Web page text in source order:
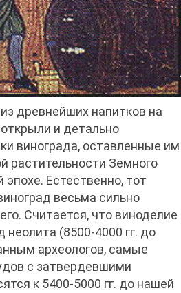
древнейших напитков на
и детально
винограда, оставленные им
растительности Земного
Естественно, тот
весьма сильно
Считается, что виноделие
неолита (8500-4000 гг. до
археологов, самые
с затвердевшими
к 5400-5000 гг. до нашей